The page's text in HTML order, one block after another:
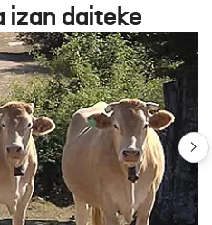
izan daiteke